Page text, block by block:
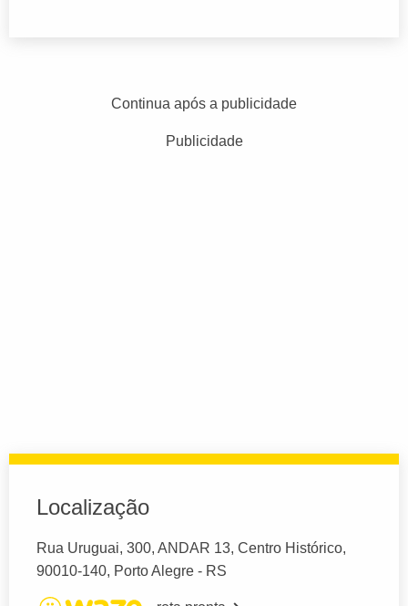
Continua após a publicidade
Publicidade
Localização
Rua Uruguai, 300, ANDAR 13, Centro Histórico,
90010-140, Porto Alegre - RS